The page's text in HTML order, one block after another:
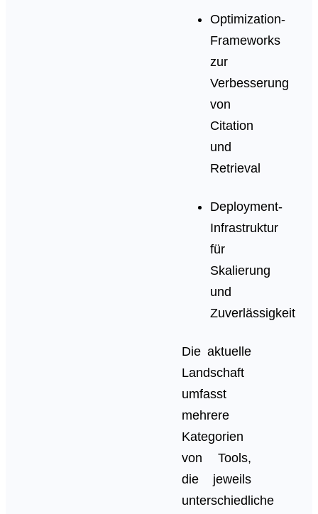
Optimization-
Frameworks
zur
Verbesserung
von
Citation
und
Retrieval
Deployment-
Infrastruktur
für
Skalierung
und
Zuverlässigkeit
Die aktuelle
Landschaft
umfasst
mehrere
Kategorien
von Tools,
die jeweils
unterschiedliche